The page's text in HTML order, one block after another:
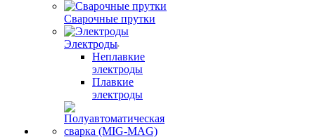
Сварочные прутки
Электроды
Неплавкие
электроды
Плавкие
электроды